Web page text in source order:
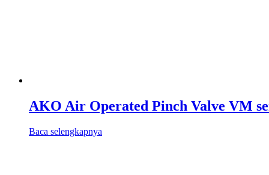
AKO Air Operated Pinch Valve VM
Baca selengkapnya